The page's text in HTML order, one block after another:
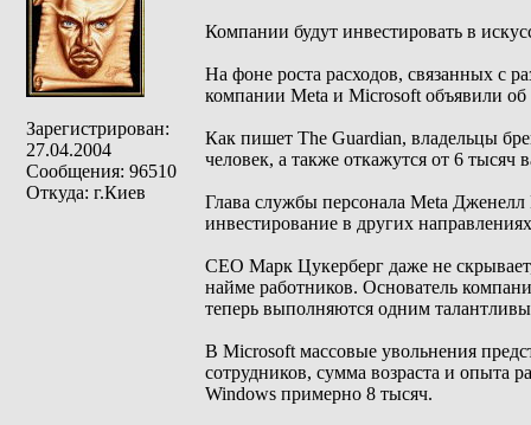
Зарегистрирован:
27.04.2004
Сообщения: 96510
Откуда: г.Киев
Компании будут инвестировать в
На фоне роста расходов, связанных с
компании Meta и Microsoft объявили
Как пишет The Guardian, владельцы
человек, а также откажутся от 6 тысяч
Глава службы персонала Meta Дженелл
инвестирование в других
CEO Марк Цукерберг даже не
найме работников. Основатель
теперь выполняются одним
В Microsoft массовые увольнения
сотрудников, сумма возраста и опыта
Windows примерно 8 тысяч.